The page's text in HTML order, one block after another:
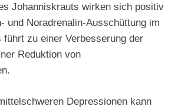
Johanniskrauts wirken sich positiv
und Noradrenalin-Ausschüttung im
führt zu einer Verbesserung der
Reduktion von
Depressionen kann